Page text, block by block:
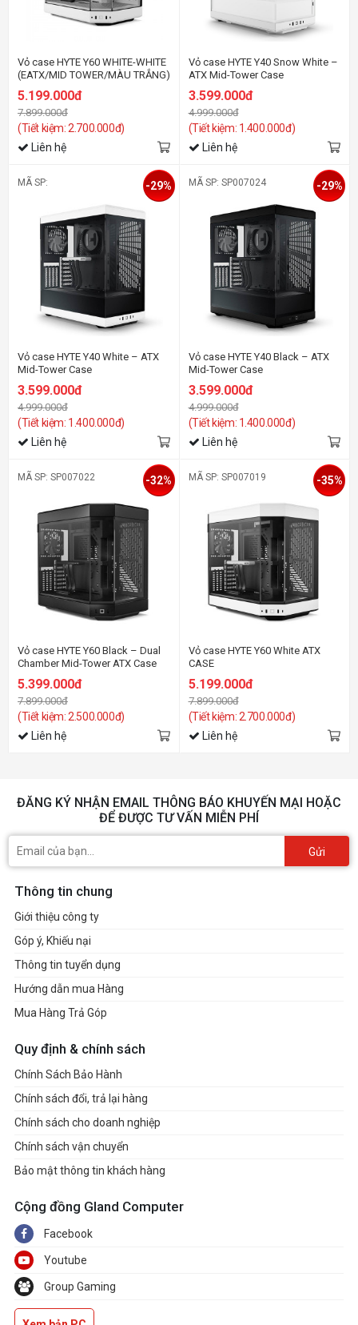
Vỏ case HYTE Y60 WHITE-WHITE
(EATX/MID TOWER/MÀU TRẮNG)
5.199.000đ
7.899.000đ
(Tiết kiệm: 2.700.000đ)
Liên hệ
Vỏ case HYTE Y40 Snow White –
ATX Mid-Tower Case
3.599.000đ
4.999.000đ
(Tiết kiệm: 1.400.000đ)
Liên hệ
MÃ SP:
Vỏ case HYTE Y40 White – ATX
Mid-Tower Case
3.599.000đ
4.999.000đ
(Tiết kiệm: 1.400.000đ)
-29%
Liên hệ
MÃ SP: SP007024
Vỏ case HYTE Y40 Black – ATX
Mid-Tower Case
3.599.000đ
4.999.000đ
(Tiết kiệm: 1.400.000đ)
-29%
Liên hệ
MÃ SP: SP007022
Vỏ case HYTE Y60 Black – Dual
Chamber Mid-Tower ATX Case
5.399.000đ
7.899.000đ
(Tiết kiệm: 2.500.000đ)
-32%
Liên hệ
MÃ SP: SP007019
Vỏ case HYTE Y60 White ATX
CASE
5.199.000đ
7.899.000đ
(Tiết kiệm: 2.700.000đ)
-35%
Liên hệ
ĐĂNG KÝ NHẬN EMAIL THÔNG BÁO KHUYẾN MẠI HOẶC
ĐỂ ĐƯỢC TƯ VẤN MIỄN PHÍ
Gửi
Thông tin chung
Giới thiệu công ty
Góp ý, Khiếu nại
Thông tin tuyển dụng
Hướng dẫn mua Hàng
Mua Hàng Trả Góp
Quy định & chính sách
Chính Sách Bảo Hành
Chính sách đổi, trả lại hàng
Chính sách cho doanh nghiệp
Chính sách vận chuyển
Bảo mật thông tin khách hàng
Cộng đồng Gland Computer
Facebook
Youtube
Group Gaming